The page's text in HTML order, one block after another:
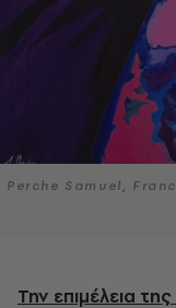
Perche Samuel,
Την επιμέλεια της έκθεσης υπογράφουν ο